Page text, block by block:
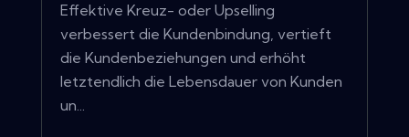
Effektive Kreuz- oder Upselling
verbessert die Kundenbindung, vertieft
die Kundenbeziehungen und erhöht
letztendlich die Lebensdauer von Kunden
un...